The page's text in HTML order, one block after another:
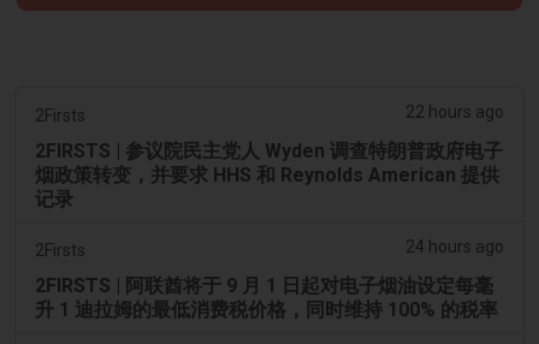
2Firsts 22 hours ago
2FIRSTS | 参议院民主党人 Wyden 调查特朗普政府电子
烟政策转变，并要求 HHS 和 Reynolds American 提供
记录
2Firsts 24 hours ago
2FIRSTS | 阿联酋将于 9 月 1 日起对电子烟油设定每毫
升 1 迪拉姆的最低消费税价格，同时维持 100% 的税率